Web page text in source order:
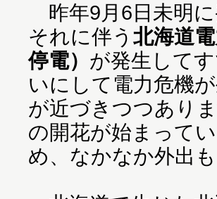
昨年9月6日未明に
それに伴う 北海道
停電） が発生して
いにして電力危機
が近づきつつあり
の開花が始まって
め、なかなか外出